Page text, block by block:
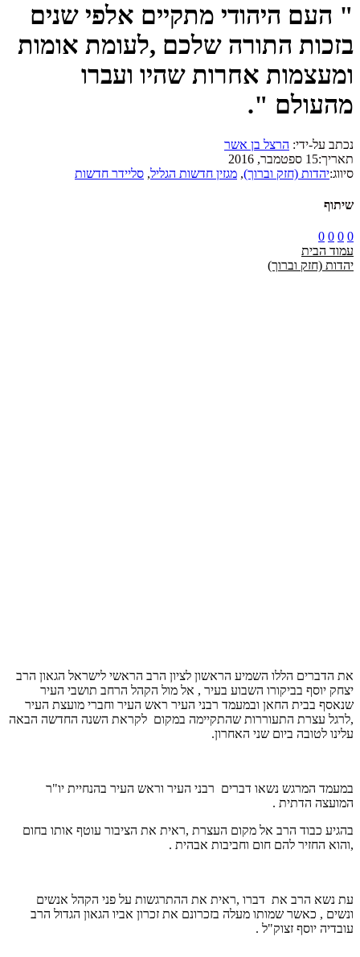
" העם היהודי מתקיים אלפי שנים
בזכות התורה שלכם ,לעומת אומות
ומעצמות אחרות שהיו ועברו
מהעולם ".
נכתב על-ידי: הרצל בן אשר
תאריך:15 ספטמבר, 2016
סיווג:יהדות (חזק וברוך), מגזין חדשות הגליל, סליידר חדשות
שיתוף
0
0
0
0
עמוד הבית
יהדות (חזק וברוך)
את הדברים הללו השמיע הראשון לציון הרב הראשי לישראל הגאון הרב
יצחק יוסף בביקורו השבוע בעיר , אל מול הקהל הרחב תושבי העיר
שנאסף בבית החאן ובמעמד רבני העיר ראש העיר וחברי מועצת העיר
,לרגל עצרת התעוררות שהתקיימה במקום לקראת השנה החדשה הבאה
עלינו לטובה ביום שני האחרון.
במעמד המרגש נשאו דברים רבני העיר וראש העיר בהנחיית יו"ר
המועצה הדתית .
בהגיע כבוד הרב אל מקום העצרת ,ראית את הציבור עוטף אותו בחום
,והוא החזיר להם חום וחביבות אבהית .
עת נשא הרב את דברו ,ראית את ההתרגשות על פני הקהל אנשים
ונשים , כאשר שמותו מעלה בזכרונם את זכרון אביו הגאון הגדול הרב
עובדיה יוסף זצוק"ל .